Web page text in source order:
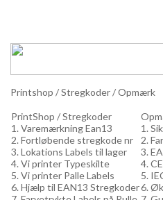
Printshop / Stregkoder / Opmærk
PrintShop / Stregkoder
1. Varemærkning Ean13
2. Fortløbende stregkode nr
3. Lokations Labels til lager
4. Vi printer Typeskilte
5. Vi printer Palle Labels
6. Hjælp til EAN13 Stregkoder
1.
2.
3.
4.
5.
6.